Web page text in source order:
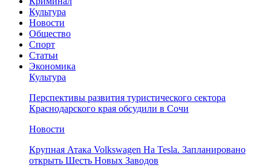
Культура
Новости
Общество
Спорт
Статьи
Экономика
Культура
Перспективы развития туристического сектора
Краснодарского края обсудили в Сочи
Новости
Крупная Атака Volkswagen На Tesla. Запланировано
открыть Шесть Новых Заводов